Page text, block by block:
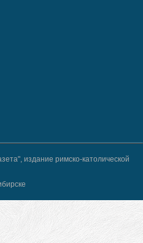
издание римско-католической